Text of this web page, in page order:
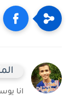
انا